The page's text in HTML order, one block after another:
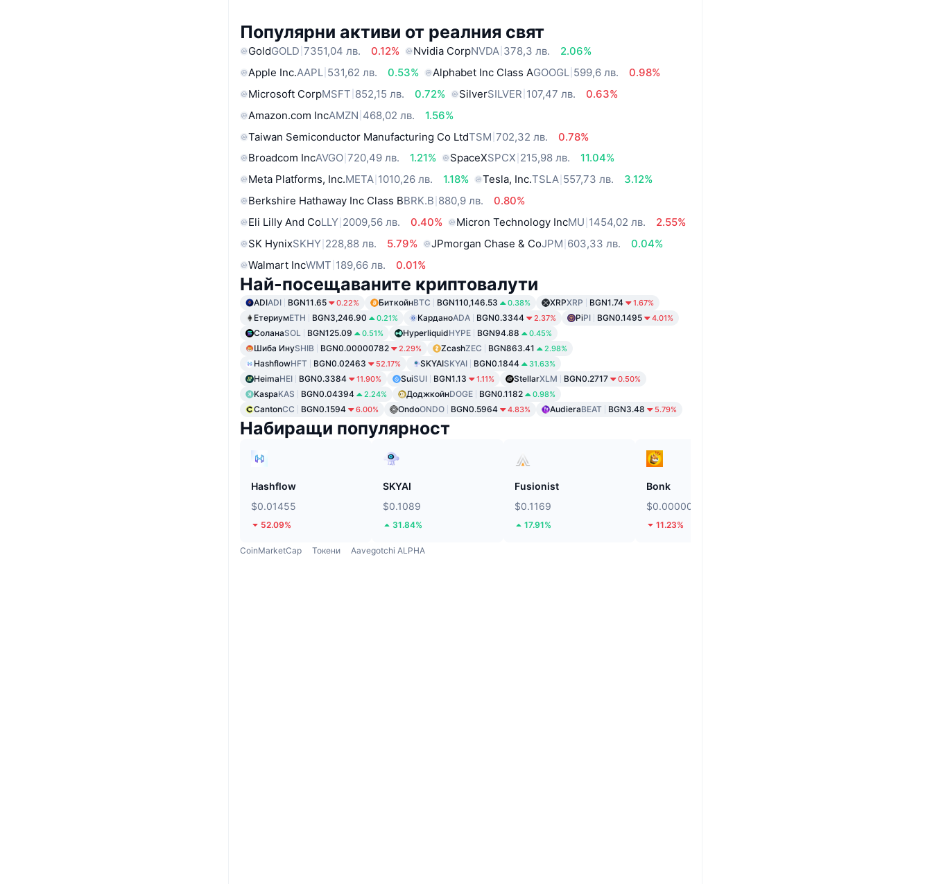
Популярни активи от реалния свят
GoldGOLD 7351,04 лв. 0.12% Nvidia CorpNVDA 378,3 лв.
2.06%
Apple Inc.AAPL 531,62 лв. 0.53% Alphabet Inc Class AGOOGL 599,6 лв.
0.98%
Microsoft CorpMSFT 852,15 лв. 0.72% SilverSILVER 107,47 лв.
0.63%
Amazon.com IncAMZN 468,02 лв.
1.56%
Taiwan Semiconductor Manufacturing Co LtdTSM 702,32 лв.
0.78%
Broadcom IncAVGO 720,49 лв. 1.21% SpaceXSPCX 215,98 лв.
11.04%
Meta Platforms, Inc.META 1010,26 лв. 1.18% Tesla, Inc.TSLA 557,73 лв.
3.12%
Berkshire Hathaway Inc Class BBRK.B 880,9 лв.
0.80%
Eli Lilly And CoLLY 2009,56 лв. 0.40% Micron Technology IncMU 1454,02 лв.
2.55%
SK HynixSKHY 228,88 лв. 5.79% JPmorgan Chase & CoJPM 603,33 лв.
0.04%
Walmart IncWMT 189,66 лв. 0.01%
Най-посещаваните криптовалути
ADIADI BGN11.65 0.22% БиткойнBTC BGN110,146.53 0.38% XRPXRP BGN1.74 1.67%
ЕтериумETH BGN3,246.90 0.21% КарданоADA BGN0.3344 2.37% PiPI BGN0.1495 4.01%
СоланаSOL BGN125.09 0.51% HyperliquidHYPE BGN94.88 0.45%
Шиба ИнуSHIB BGN0.00000782 2.29% ZcashZEC BGN863.41 2.98%
HashflowHFT BGN0.02463 52.17% SKYAISKYAI BGN0.1844 31.63%
HeimaHEI BGN0.3384 11.90% SuiSUI BGN1.13 1.11% StellarXLM BGN0.2717 0.50%
KaspaKAS BGN0.04394 2.24% ДоджкойнDOGE BGN0.1182 0.98%
CantonCC BGN0.1594 6.00% OndoONDO BGN0.5964 4.83% AudieraBEAT BGN3.48 5.79%
Набиращи популярност
Hashflow
$0.01455
52.09%
SKYAI
$0.1089
31.84%
Fusionist
$0.1169
17.91%
Bonk
$0.000002452
11.23%
CoinMarketCap Токени Aavegotchi ALPHA